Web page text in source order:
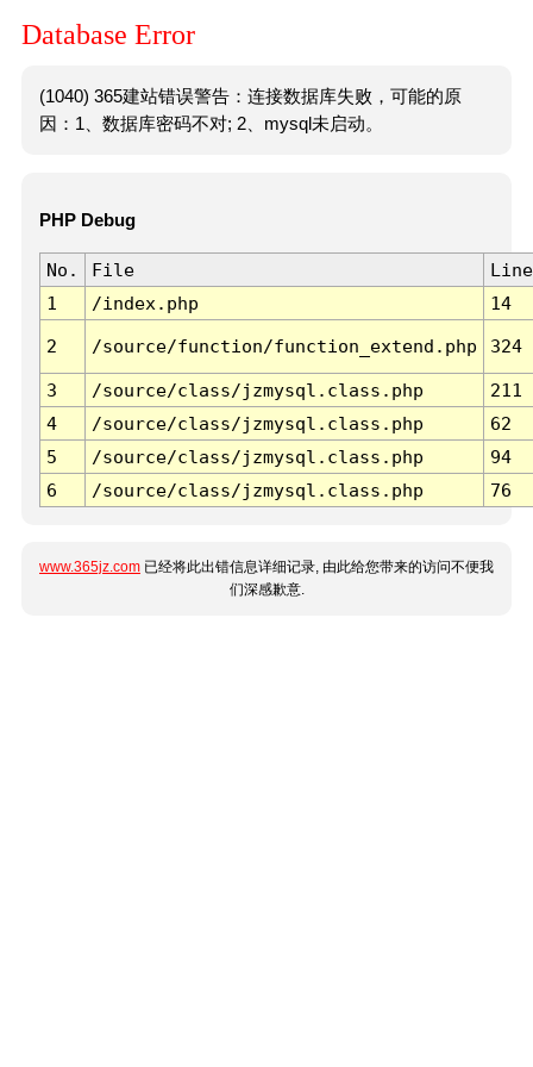
Database Error
(1040) 365建站错误警告：连接数据库失败，可能的原
因：1、数据库密码不对; 2、mysql未启动。
PHP Debug
No. File
Line
1
/index.php 14
2 /source/function/function_extend.php 324
3 /source/class/jzmysql.class.php
211
4
/source/class/jzmysql.class.php
62
5
/source/class/jzmysql.class.php
94
6
/source/class/jzmysql.class.php 76
www.365jz.com 已经将此出错信息详细记录, 由此给您带来的访问不便我
们深感歉意.